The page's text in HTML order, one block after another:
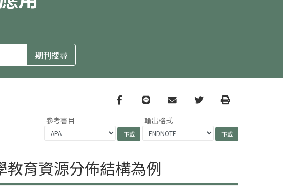
Facebook
line email TwitterPrint
參考書目 輸出格式
育資源分佈結構為例